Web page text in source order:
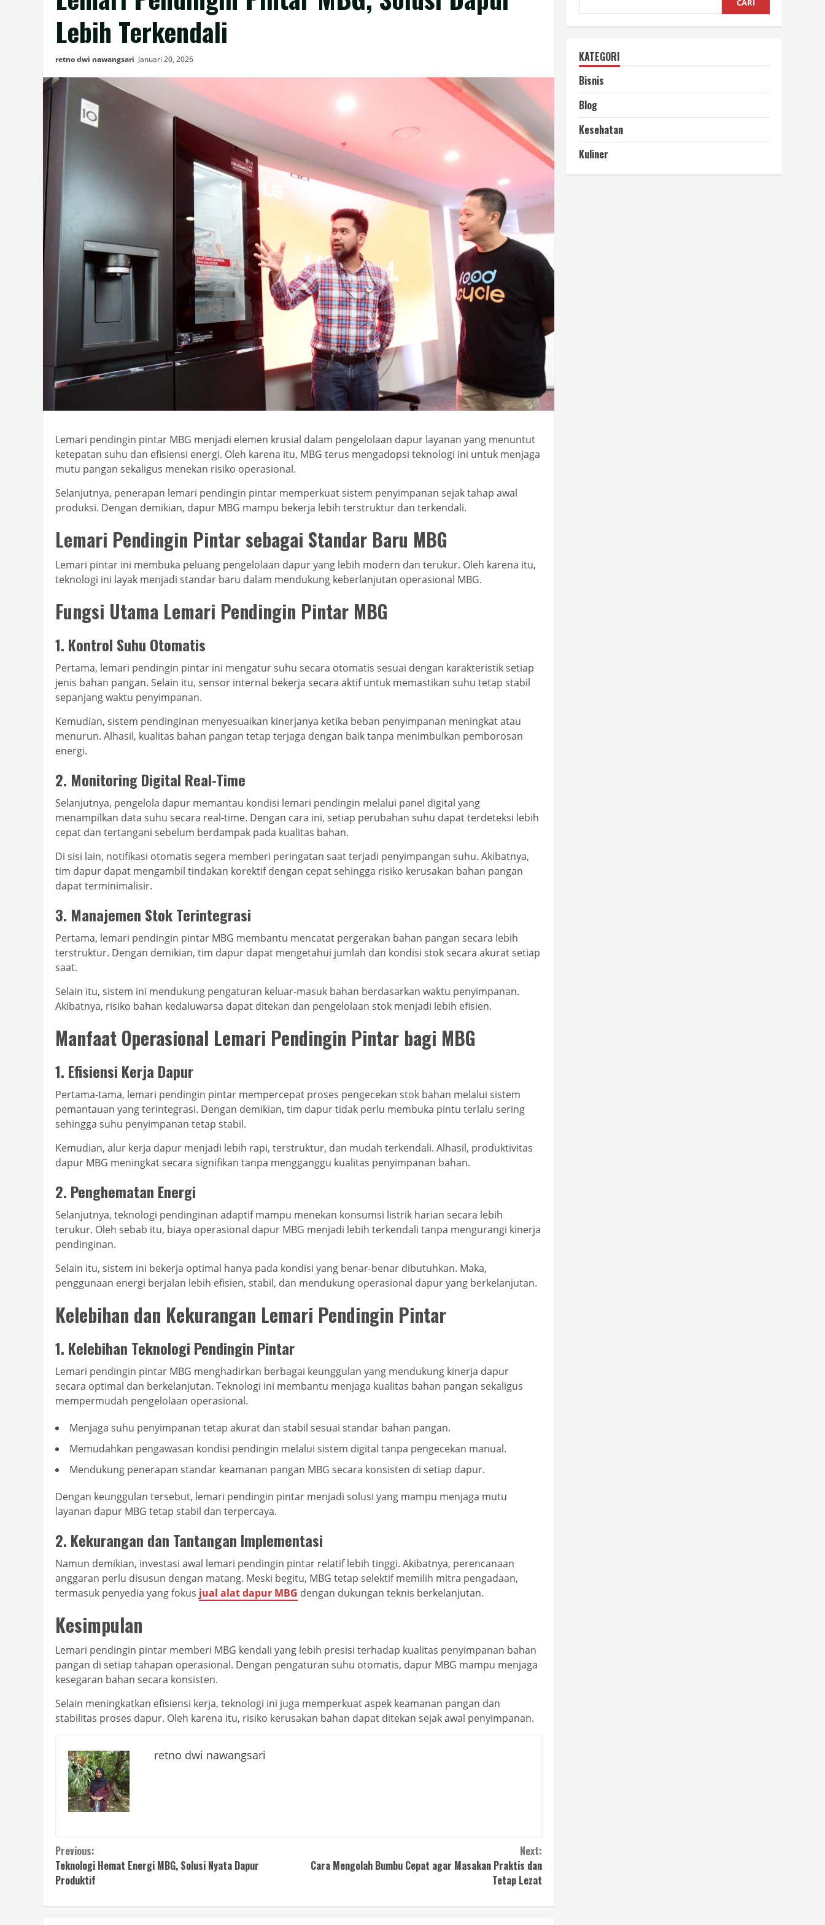
Lebih Terkendali
retno dwi nawangsari Januari 20, 2026
Lemari pendingin pintar MBG menjadi elemen krusial dalam pengelolaan dapur layanan yang menuntut
ketepatan suhu dan efisiensi energi. Oleh karena itu, MBG terus mengadopsi teknologi ini untuk menjaga
mutu pangan sekaligus menekan risiko operasional.
Selanjutnya, penerapan lemari pendingin pintar memperkuat sistem penyimpanan sejak tahap awal
produksi. Dengan demikian, dapur MBG mampu bekerja lebih terstruktur dan terkendali.
Lemari Pendingin Pintar sebagai Standar Baru MBG
Lemari pintar ini membuka peluang pengelolaan dapur yang lebih modern dan terukur. Oleh karena itu,
teknologi ini layak menjadi standar baru dalam mendukung keberlanjutan operasional MBG.
Fungsi Utama Lemari Pendingin Pintar MBG
1. Kontrol Suhu Otomatis
Pertama, lemari pendingin pintar ini mengatur suhu secara otomatis sesuai dengan karakteristik setiap
jenis bahan pangan. Selain itu, sensor internal bekerja secara aktif untuk memastikan suhu tetap stabil
sepanjang waktu penyimpanan.
Kemudian, sistem pendinginan menyesuaikan kinerjanya ketika beban penyimpanan meningkat atau
menurun. Alhasil, kualitas bahan pangan tetap terjaga dengan baik tanpa menimbulkan pemborosan
energi.
2. Monitoring Digital Real-Time
Selanjutnya, pengelola dapur memantau kondisi lemari pendingin melalui panel digital yang
menampilkan data suhu secara real-time. Dengan cara ini, setiap perubahan suhu dapat terdeteksi lebih
cepat dan tertangani sebelum berdampak pada kualitas bahan.
Di sisi lain, notifikasi otomatis segera memberi peringatan saat terjadi penyimpangan suhu. Akibatnya,
tim dapur dapat mengambil tindakan korektif dengan cepat sehingga risiko kerusakan bahan pangan
dapat terminimalisir.
3. Manajemen Stok Terintegrasi
Pertama, lemari pendingin pintar MBG membantu mencatat pergerakan bahan pangan secara lebih
terstruktur. Dengan demikian, tim dapur dapat mengetahui jumlah dan kondisi stok secara akurat setiap
saat.
Selain itu, sistem ini mendukung pengaturan keluar-masuk bahan berdasarkan waktu penyimpanan.
Akibatnya, risiko bahan kedaluwarsa dapat ditekan dan pengelolaan stok menjadi lebih efisien.
Manfaat Operasional Lemari Pendingin Pintar bagi MBG
1. Efisiensi Kerja Dapur
Pertama-tama, lemari pendingin pintar mempercepat proses pengecekan stok bahan melalui sistem
pemantauan yang terintegrasi. Dengan demikian, tim dapur tidak perlu membuka pintu terlalu sering
sehingga suhu penyimpanan tetap stabil.
Kemudian, alur kerja dapur menjadi lebih rapi, terstruktur, dan mudah terkendali. Alhasil, produktivitas
dapur MBG meningkat secara signifikan tanpa mengganggu kualitas penyimpanan bahan.
2. Penghematan Energi
Selanjutnya, teknologi pendinginan adaptif mampu menekan konsumsi listrik harian secara lebih
terukur. Oleh sebab itu, biaya operasional dapur MBG menjadi lebih terkendali tanpa mengurangi kinerja
pendinginan.
Selain itu, sistem ini bekerja optimal hanya pada kondisi yang benar-benar dibutuhkan. Maka,
penggunaan energi berjalan lebih efisien, stabil, dan mendukung operasional dapur yang berkelanjutan.
Kelebihan dan Kekurangan Lemari Pendingin Pintar
1. Kelebihan Teknologi Pendingin Pintar
Lemari pendingin pintar MBG menghadirkan berbagai keunggulan yang mendukung kinerja dapur
secara optimal dan berkelanjutan. Teknologi ini membantu menjaga kualitas bahan pangan sekaligus
mempermudah pengelolaan operasional.
Menjaga suhu penyimpanan tetap akurat dan stabil sesuai standar bahan pangan.
Memudahkan pengawasan kondisi pendingin melalui sistem digital tanpa pengecekan manual.
Mendukung penerapan standar keamanan pangan MBG secara konsisten di setiap dapur.
Dengan keunggulan tersebut, lemari pendingin pintar menjadi solusi yang mampu menjaga mutu
layanan dapur MBG tetap stabil dan terpercaya.
2. Kekurangan dan Tantangan Implementasi
Namun demikian, investasi awal lemari pendingin pintar relatif lebih tinggi. Akibatnya, perencanaan
anggaran perlu disusun dengan matang. Meski begitu, MBG tetap selektif memilih mitra pengadaan,
termasuk penyedia yang fokus jual alat dapur MBG dengan dukungan teknis berkelanjutan.
Kesimpulan
Lemari pendingin pintar memberi MBG kendali yang lebih presisi terhadap kualitas penyimpanan bahan
pangan di setiap tahapan operasional. Dengan pengaturan suhu otomatis, dapur MBG mampu menjaga
kesegaran bahan secara konsisten.
Selain meningkatkan efisiensi kerja, teknologi ini juga memperkuat aspek keamanan pangan dan
stabilitas proses dapur. Oleh karena itu, risiko kerusakan bahan dapat ditekan sejak awal penyimpanan.
retno dwi nawangsari
Continue
Reading
Previous:
Teknologi Hemat Energi MBG, Solusi Nyata Dapur
Produktif
Next:
Cara Mengolah Bumbu Cepat agar Masakan Praktis dan
Tetap Lezat
KATEGORI
Bisnis
Blog
Kesehatan
Kuliner